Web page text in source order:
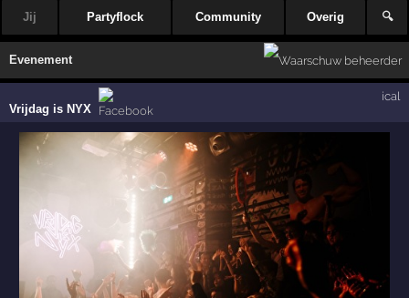
Jij Partyflock Community Overig 🔍
Evenement
Vrijdag is NYX
ical